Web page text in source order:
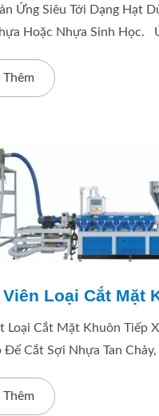
Ứng Siêu Tới Dạng Hạt
Hoặc Nhựa Sinh Học.
Viên Loại Cắt Mặt
Loại Cắt Mặt Khuôn Tiếp
Để Cắt Sợi Nhựa Tan